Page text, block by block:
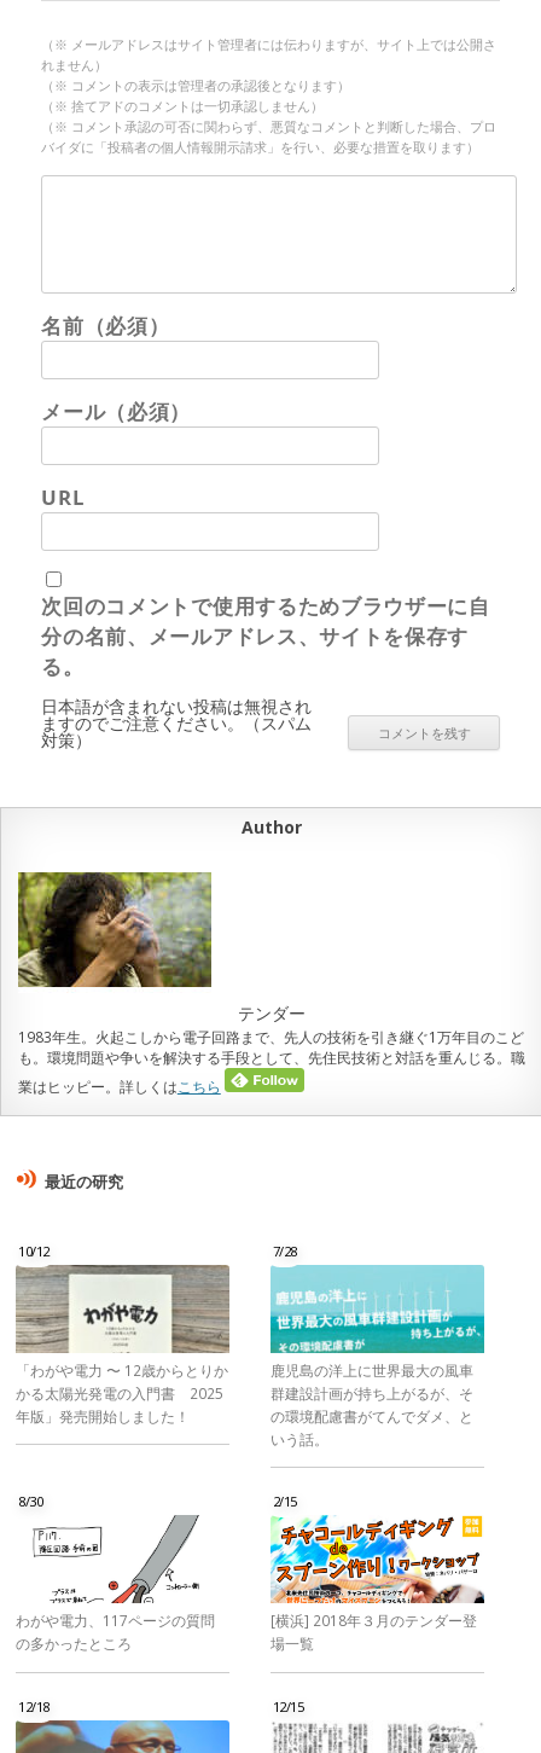
（※ メールアドレスはサイト管理者には伝わりますが、サイト上では公開さ
れません）
（※ コメントの表示は管理者の承認後となります）
（※ 捨てアドのコメントは一切承認しません）
（※ コメント承認の可否に関わらず、悪質なコメントと判断した場合、プロ
バイダに「投稿者の個人情報開示請求」を行い、必要な措置を取ります）
名前（必須）
メール（必須）
URL
次回のコメントで使用するためブラウザーに自
分の名前、メールアドレス、サイトを保存す
る。
日本語が含まれない投稿は無視され
ますのでご注意ください。（スパム
対策）
Author
テンダー
1983年生。火起こしから電子回路まで、先人の技術を引き継ぐ1万年目のこど
も。環境問題や争いを解決する手段として、先住民技術と対話を重んじる。職
業はヒッピー。詳しくは こちら
最近の研究
10/12
「わがや電力 〜 12歳からとりか
かる太陽光発電の入門書 2025
年版」発売開始しました！
7/28
鹿児島の洋上に世界最大の風車
群建設計画が持ち上がるが、そ
の環境配慮書がてんでダメ、と
いう話。
8/30
わがや電力、117ページの質問
の多かったところ
2/15
[横浜] 2018年３月のテンダー登
場一覧
12/18 12/15